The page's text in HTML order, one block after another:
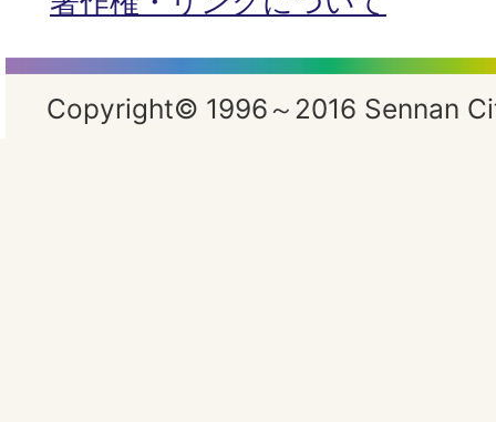
Copyright© 1996～2016 Sennan